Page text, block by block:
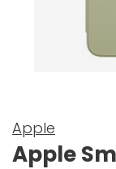
Apple
Apple